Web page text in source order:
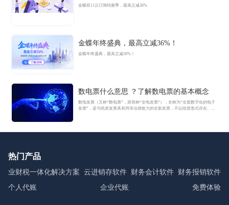
金蝶双11云订阅特惠季，最高立减36%
金蝶年终盛典，最高立减36%！
金蝶年终盛典，最高立减36%！
数电票什么意思 ？了解数电票的基本概念
数电发票（又称“数电票”，原简称“全电发票”），全称为“全面数字化的电子
发票”，是与纸质发票具有同等法律效力的全新发票，不以纸质形式存在、不
热门产品
业财税一体化解决方案 云进销存软件 财务会计软件 财务报销软件
个人代账
企业代账 免费体验